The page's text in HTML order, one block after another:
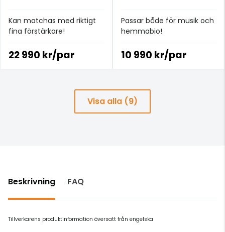
Kan matchas med riktigt
fina förstärkare!
22 990 kr/par
Passar både för musik och
hemmabio!
10 990 kr/par
Visa alla (9)
Beskrivning FAQ
Tillverkarens produktinformation översatt från engelska